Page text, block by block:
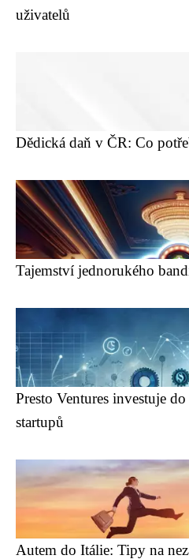
uživatelů
Dědická daň v ČR: Co
Tajemství jednorukého
Presto Ventures investuje
startupů
Autem do Itálie: Tipy na